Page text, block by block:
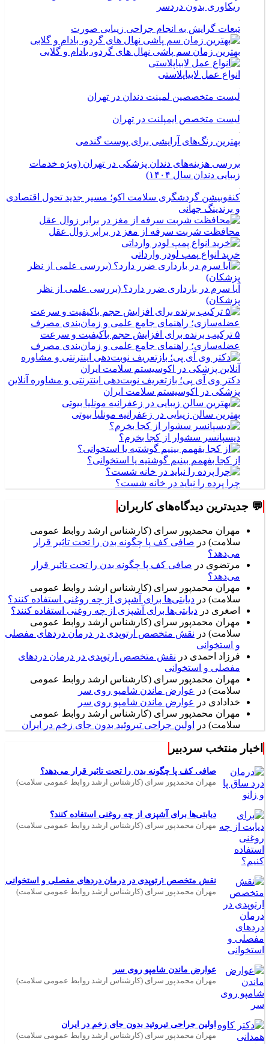
ریکاوری بدون دردسر
تبعات گرایش به انجام جراحی زیبایی صورت
بهترین زمان سم پاشی نهال های گردو، بادام و گلابی
انواع عمل لابیاپلاستی
لیست متخصصین لمینت دندان در تهران
لیست متخصص ایمپلنت در تهران
بهترین رنگ‌های آرایشی برای پوست گندمی
بررسی هزینه‌های دندان پزشکی در تهران (ویژه خدمات
زیبایی دندان سال ۱۴۰۴)
کنفوبیشن گردشگری سلامت اکو؛ مسیر جدید تحول اقتصادی
و برندینگ جهانی
محافظت شربت سرفه از مغز در برابر زوال عقل
خرید انواع پمپ لودر وارداتی
آیا سرم در بارداری ضرر دارد؟ (بررسی علمی از نظر
پزشکان)
۵ ترکیب برنده برای افزایش حجم باکیفیت و سرعت
عضله‌سازی؛ راهنمای جامع علمی و زمان‌بندی مصرف
دکتر وی آی پی؛ بازتعریف نوبت‌دهی اینترنتی و مشاوره آنلاین
پزشکی در اکوسیستم سلامت ایران
بهترین سالن زیبایی در زعفرانیه مونلیا بیوتی
دیسپانسر سشوار از کجا بخرم؟
از کجا بفهمم بینیم گوشتیه یا استخوانی؟
چرا پرده را نباید در خانه شست؟
💬 جدیدترین دیدگاه‌های کاربران
مهران محمدپور سرای (کارشناس ارشد روابط عمومی
سلامت) در صافی کف پا چگونه بدن را تحت تاثیر قرار
می‌دهد؟
مرتضوی در صافی کف پا چگونه بدن را تحت تاثیر قرار
می‌دهد؟
مهران محمدپور سرای (کارشناس ارشد روابط عمومی
سلامت) در دیابتی‌ها برای آشپزی از چه روغنی استفاده کنند؟
اصغری در دیابتی‌ها برای آشپزی از چه روغنی استفاده کنند؟
مهران محمدپور سرای (کارشناس ارشد روابط عمومی
سلامت) در نقش متخصص ارتوپدی در درمان دردهای مفصلی
و استخوانی
فرزاد احمدی در نقش متخصص ارتوپدی در درمان دردهای
مفصلی و استخوانی
مهران محمدپور سرای (کارشناس ارشد روابط عمومی
سلامت) در
عوارض ماندن شامپو روی سر
خدادادی در
عوارض ماندن شامپو روی سر
مهران محمدپور سرای (کارشناس ارشد روابط عمومی
سلامت) در اولین جراحی تیروئید بدون جای زخم در ایران
اخبار منتخب سردبیر
صافی کف پا چگونه بدن را تحت تاثیر قرار می‌دهد؟
مهران محمدپور سرای (کارشناس ارشد روابط عمومی سلامت)
دیابتی‌ها برای آشپزی از چه روغنی استفاده کنند؟
مهران محمدپور سرای (کارشناس ارشد روابط عمومی سلامت)
نقش متخصص ارتوپدی در درمان دردهای مفصلی و استخوانی
مهران محمدپور سرای (کارشناس ارشد روابط عمومی سلامت)
عوارض ماندن شامپو روی سر
مهران محمدپور سرای (کارشناس ارشد روابط عمومی سلامت)
اولین جراحی تیروئید بدون جای زخم در ایران
مهران محمدپور سرای (کارشناس ارشد روابط عمومی سلامت)